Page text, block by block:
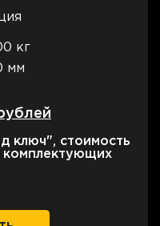
кг
мм
ключ", стоимость
комплектующих